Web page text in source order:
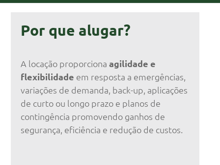
Por que alugar?
A locação proporciona agilidade e
flexibilidade em resposta a emergências,
variações de demanda, back-up, aplicações
de curto ou longo prazo e planos de
contingência promovendo ganhos de
segurança, eficiência e redução de custos.